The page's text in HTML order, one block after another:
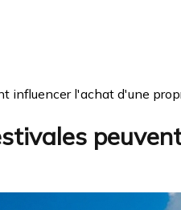
influencer l'achat d'une